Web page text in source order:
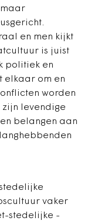
en men kijkt
is juist
politiek en
elkaar om en
worden
levendige
belangen aan
vaker
stedelijke